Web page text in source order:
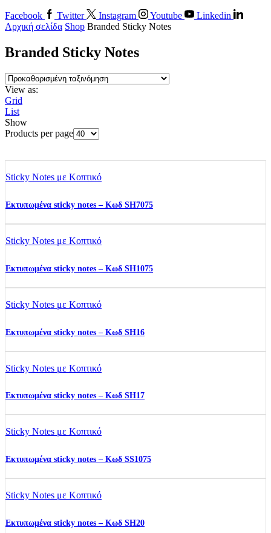
Facebook Twitter Instagram Youtube
Linkedin
Αρχική σελίδα Shop Branded Sticky Notes
Branded Sticky Notes
View as:
Grid
List
Show
Products per page
Sticky Notes με Κοπτικό
Εκτυπωμένα sticky notes – Κωδ SH7075
Sticky Notes με Κοπτικό
Εκτυπωμένα sticky notes – Κωδ SH1075
Sticky Notes με Κοπτικό
Εκτυπωμένα sticky notes – Κωδ SH16
Sticky Notes με Κοπτικό
Εκτυπωμένα sticky notes – Κωδ SH17
Sticky Notes με Κοπτικό
Εκτυπωμένα sticky notes – Κωδ SS1075
Sticky Notes με Κοπτικό
Εκτυπωμένα sticky notes – Κωδ SH20